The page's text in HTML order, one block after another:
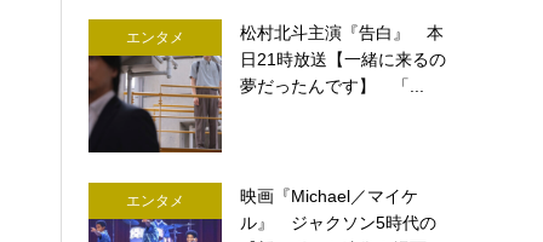
エンタメ
松村北斗主演『告白』 本
日21時放送【一緒に来るの
夢だったんです】 「...
エンタメ
映画『Michael／マイケ
ル』 ジャクソン5時代の